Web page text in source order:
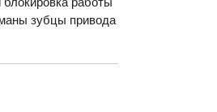
зубцы привода